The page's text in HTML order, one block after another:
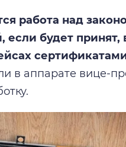
работа над
если будет
в аппарате вице-